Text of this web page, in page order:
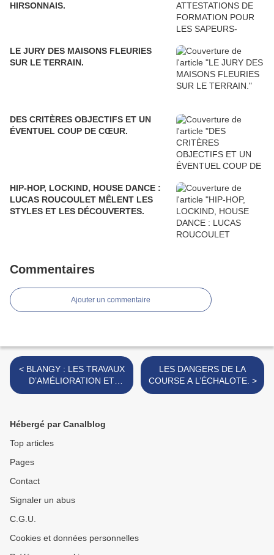
HIRSONNAIS.
LE JURY DES MAISONS FLEURIES
SUR LE TERRAIN.
DES CRITÈRES OBJECTIFS ET UN
ÉVENTUEL COUP DE CŒUR.
HIP-HOP, LOCKIND, HOUSE DANCE :
LUCAS ROUCOULET MÊLENT LES
STYLES ET LES DÉCOUVERTES.
Commentaires
Ajouter un commentaire
< BLANGY : LES TRAVAUX
D’AMÉLIORATION ET
D’EMBELLISSEMENT
LES DANGERS DE LA
COURSE A L’ÉCHALOTE. >
Hébergé par Canalblog
Top articles
Pages
Contact
Signaler un abus
C.G.U.
Cookies et données personnelles